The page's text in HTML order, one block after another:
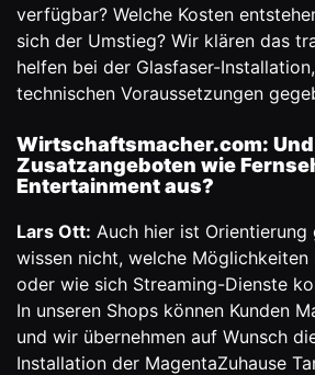
verfügbar? Welche Kosten
sich der Umstieg? Wir klären das
helfen bei der Glasfaser-
technischen Voraussetzungen
Wirtschaftsmacher.com:
Zusatzangeboten wie
Entertainment aus?
Lars Ott: Auch hier ist Orientierung
wissen nicht, welche Möglichkeiten
oder wie sich Streaming-Dienste
In unseren Shops können Kunden
und wir übernehmen auf Wunsch
Installation der MagentaZuhause